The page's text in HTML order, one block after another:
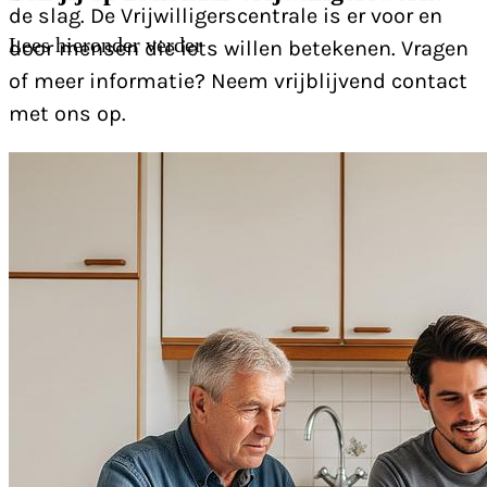
Lees hieronder verder
de slag. De Vrijwilligerscentrale is er voor en
door mensen die iets willen betekenen. Vragen
of meer informatie? Neem vrijblijvend contact
met ons op.